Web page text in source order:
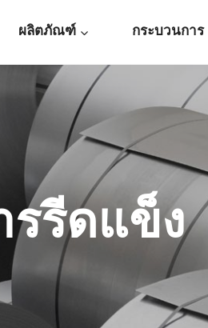
ผลิตภัณฑ์ กระบวนการ
รรีดแข็ง